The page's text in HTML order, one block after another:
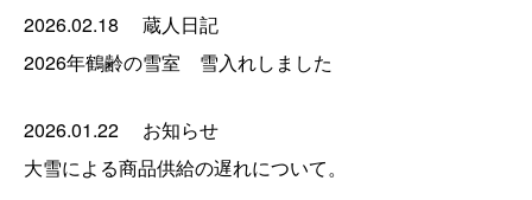
2026.02.18
蔵人日記
2026年鶴齢の雪室 雪入れしました
2026.01.22
お知らせ
大雪による商品供給の遅れについて。